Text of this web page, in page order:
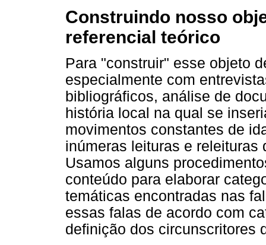
Construindo nosso
referencial teórico
Para "construir" esse objeto
especialmente com
bibliográficos, análise de
história local na qual se
movimentos constantes de
inúmeras leituras e
Usamos alguns
conteúdo para elaborar
temáticas encontradas nas
essas falas de acordo com
definição dos circunscritores